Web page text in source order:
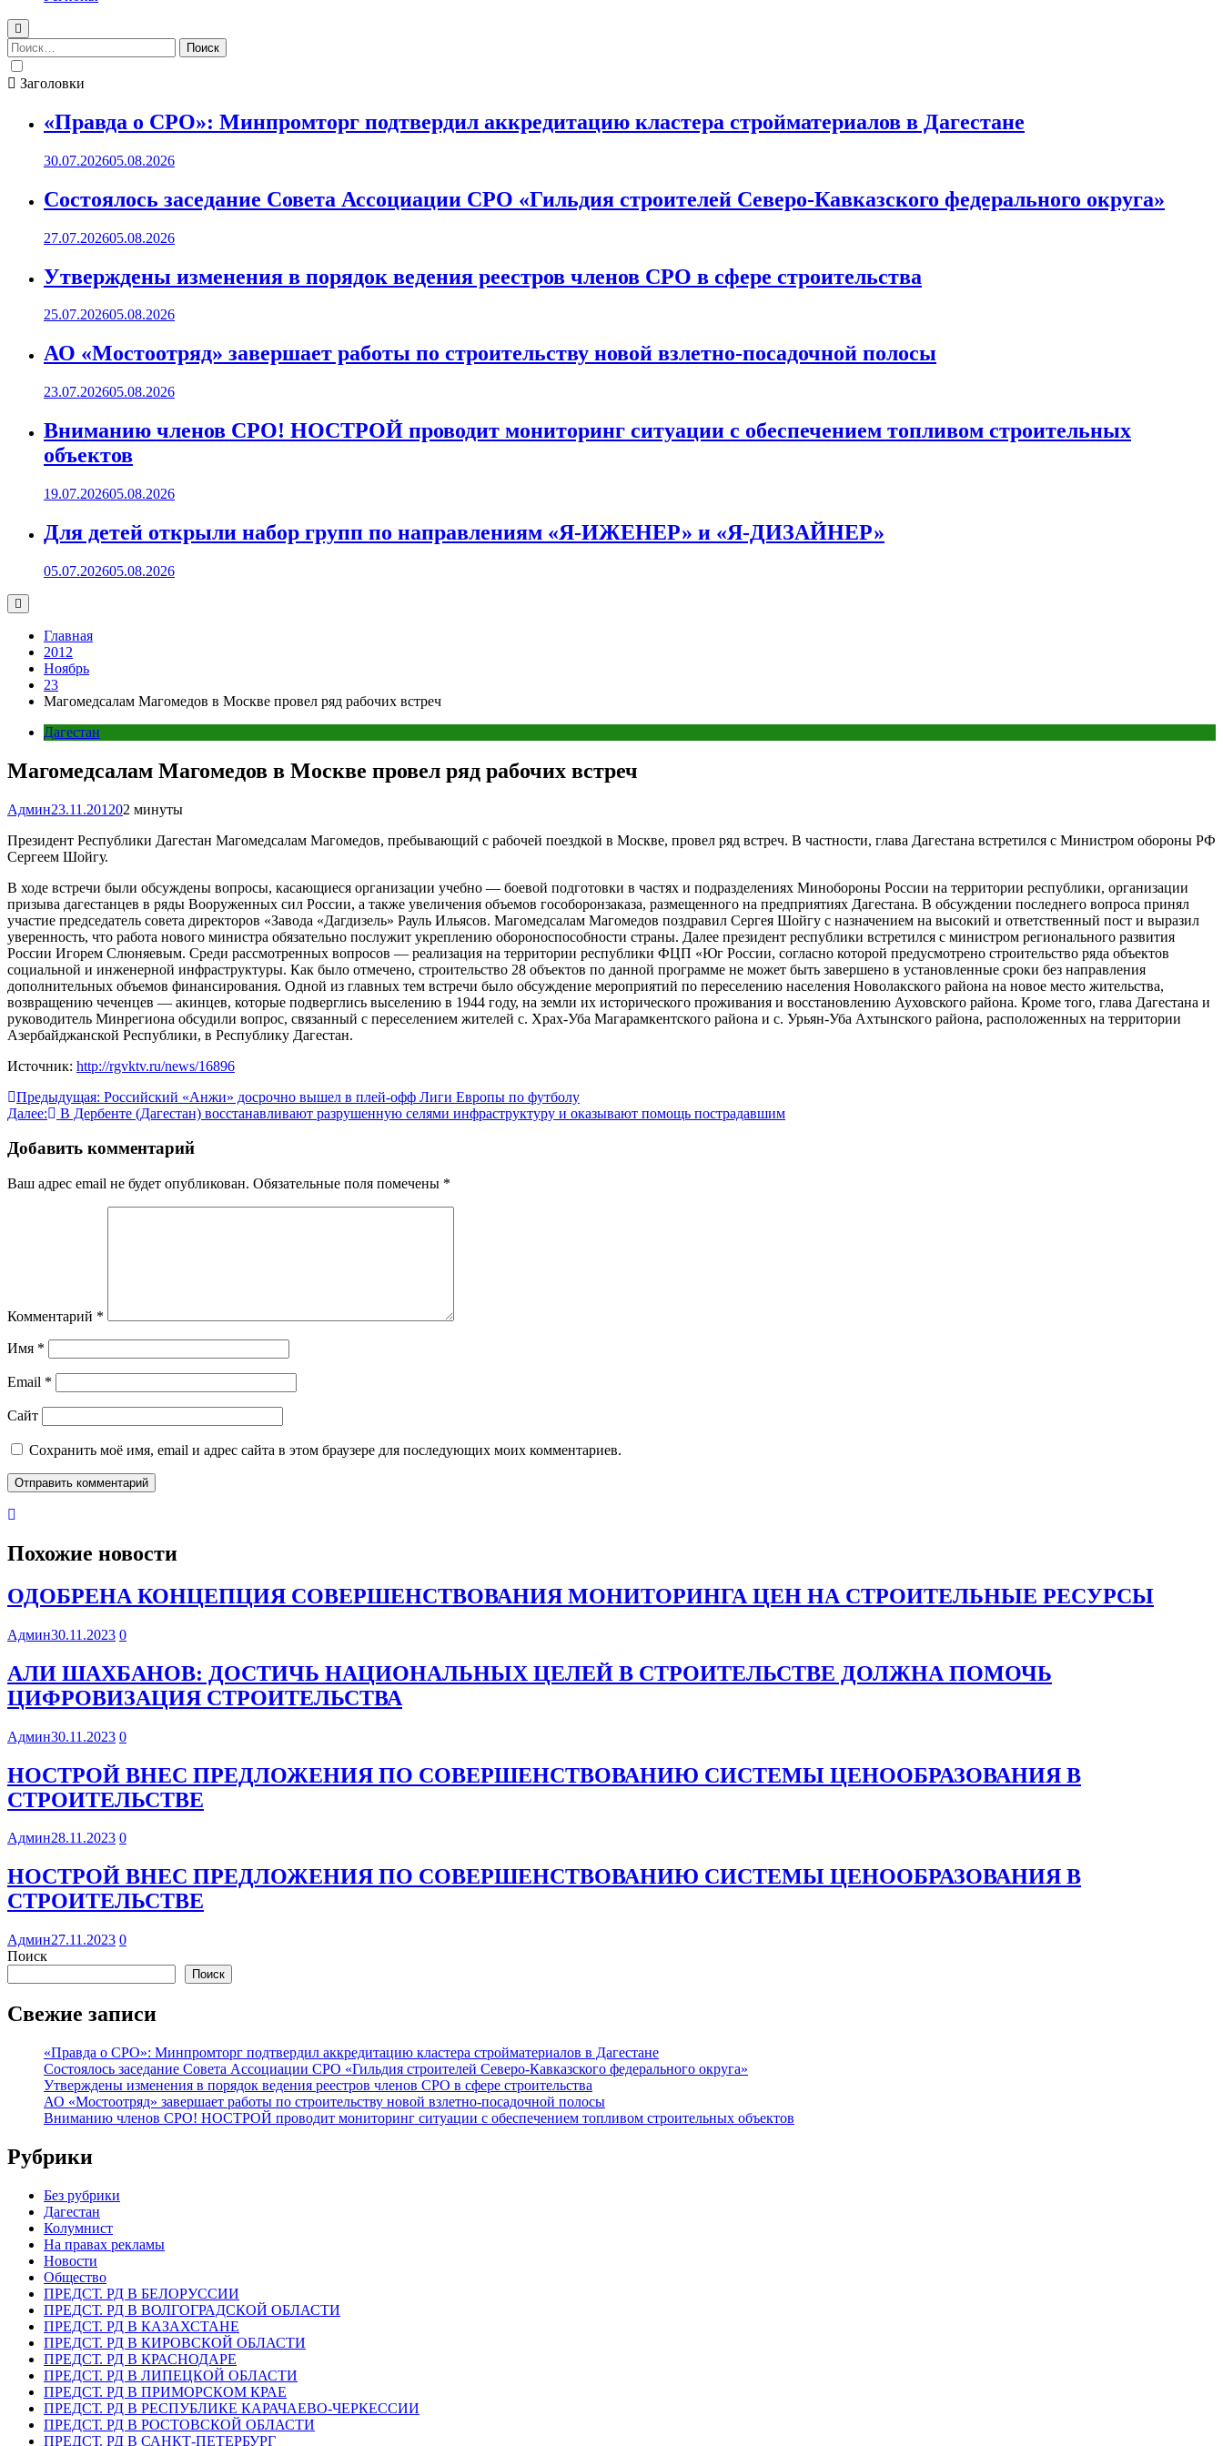
Найти:
Заголовки
«Правда о СРО»: Минпромторг подтвердил аккредитацию кластера стройматериалов в Дагестане
30.07.202605.08.2026
Состоялось заседание Совета Ассоциации СРО «Гильдия строителей Северо-Кавказского федерального округа»
27.07.202605.08.2026
Утверждены изменения в порядок ведения реестров членов СРО в сфере строительства
25.07.202605.08.2026
АО «Мостоотряд» завершает работы по строительству новой взлетно-посадочной полосы
23.07.202605.08.2026
Вниманию членов СРО! НОСТРОЙ проводит мониторинг ситуации с обеспечением топливом строительных
объектов
19.07.202605.08.2026
Для детей открыли набор групп по направлениям «Я-ИЖЕНЕР» и «Я-ДИЗАЙНЕР»
05.07.202605.08.2026
Главная
2012
Ноябрь
23
Магомедсалам Магомедов в Москве провел ряд рабочих встреч
Дагестан
Магомедсалам Магомедов в Москве провел ряд рабочих встреч
Админ23.11.201202 минуты
Президент Республики Дагестан Магомедсалам Магомедов, пребывающий с рабочей поездкой в Москве, провел ряд встреч. В частности, глава Дагестана встретился с Министром обороны РФ
Сергеем Шойгу.
В ходе встречи были обсуждены вопросы, касающиеся организации учебно — боевой подготовки в частях и подразделениях Минобороны России на территории республики, организации
призыва дагестанцев в ряды Вооруженных сил России, а также увеличения объемов гособоронзаказа, размещенного на предприятиях Дагестана. В обсуждении последнего вопроса принял
участие председатель совета директоров «Завода «Дагдизель» Рауль Ильясов. Магомедсалам Магомедов поздравил Сергея Шойгу с назначением на высокий и ответственный пост и выразил
уверенность, что работа нового министра обязательно послужит укреплению обороноспособности страны. Далее президент республики встретился с министром регионального развития
России Игорем Слюняевым. Среди рассмотренных вопросов — реализация на территории республики ФЦП «Юг России, согласно которой предусмотрено строительство ряда объектов
социальной и инженерной инфраструктуры. Как было отмечено, строительство 28 объектов по данной программе не может быть завершено в установленные сроки без направления
дополнительных объемов финансирования. Одной из главных тем встречи было обсуждение мероприятий по переселению населения Новолакского района на новое место жительства,
возвращению чеченцев — акинцев, которые подверглись выселению в 1944 году, на земли их исторического проживания и восстановлению Ауховского района. Кроме того, глава Дагестана и
руководитель Минрегиона обсудили вопрос, связанный с переселением жителей с. Храх-Уба Магарамкентского района и с. Урьян-Уба Ахтынского района, расположенных на территории
Азербайджанской Республики, в Республику Дагестан.
Источник: http://rgvktv.ru/news/16896
Навигация
по
записям
Предыдущая: Российский «Анжи» досрочно вышел в плей-офф Лиги Европы по футболу
Далее:
В Дербенте (Дагестан) восстанавливают разрушенную селями инфраструктуру и оказывают помощь пострадавшим
Добавить комментарий
Ваш адрес email не будет опубликован. Обязательные поля помечены *
Комментарий *
Имя *
Email *
Сайт
Сохранить моё имя, email и адрес сайта в этом браузере для последующих моих комментариев.
Похожие новости
ОДОБРЕНА КОНЦЕПЦИЯ СОВЕРШЕНСТВОВАНИЯ МОНИТОРИНГА ЦЕН НА СТРОИТЕЛЬНЫЕ РЕСУРСЫ
Админ30.11.2023 0
АЛИ ШАХБАНОВ: ДОСТИЧЬ НАЦИОНАЛЬНЫХ ЦЕЛЕЙ В СТРОИТЕЛЬСТВЕ ДОЛЖНА ПОМОЧЬ
ЦИФРОВИЗАЦИЯ СТРОИТЕЛЬСТВА
Админ30.11.2023 0
НОСТРОЙ ВНЕС ПРЕДЛОЖЕНИЯ ПО СОВЕРШЕНСТВОВАНИЮ СИСТЕМЫ ЦЕНООБРАЗОВАНИЯ В
СТРОИТЕЛЬСТВЕ
Админ28.11.2023 0
НОСТРОЙ ВНЕС ПРЕДЛОЖЕНИЯ ПО СОВЕРШЕНСТВОВАНИЮ СИСТЕМЫ ЦЕНООБРАЗОВАНИЯ В
СТРОИТЕЛЬСТВЕ
Админ27.11.2023 0
Поиск
Поиск
Свежие записи
«Правда о СРО»: Минпромторг подтвердил аккредитацию кластера стройматериалов в Дагестане
Состоялось заседание Совета Ассоциации СРО «Гильдия строителей Северо-Кавказского федерального округа»
Утверждены изменения в порядок ведения реестров членов СРО в сфере строительства
АО «Мостоотряд» завершает работы по строительству новой взлетно-посадочной полосы
Вниманию членов СРО! НОСТРОЙ проводит мониторинг ситуации с обеспечением топливом строительных объектов
Рубрики
Без рубрики
Дагестан
Колумнист
На правах рекламы
Новости
Общество
ПРЕДСТ. РД В БЕЛОРУССИИ
ПРЕДСТ. РД В ВОЛГОГРАДСКОЙ ОБЛАСТИ
ПРЕДСТ. РД В КАЗАХСТАНЕ
ПРЕДСТ. РД В КИРОВСКОЙ ОБЛАСТИ
ПРЕДСТ. РД В КРАСНОДАРЕ
ПРЕДСТ. РД В ЛИПЕЦКОЙ ОБЛАСТИ
ПРЕДСТ. РД В ПРИМОРСКОМ КРАЕ
ПРЕДСТ. РД В РЕСПУБЛИКЕ КАРАЧАЕВО-ЧЕРКЕССИИ
ПРЕДСТ. РД В РОСТОВСКОЙ ОБЛАСТИ
ПРЕДСТ. РД В САНКТ-ПЕТЕРБУРГ